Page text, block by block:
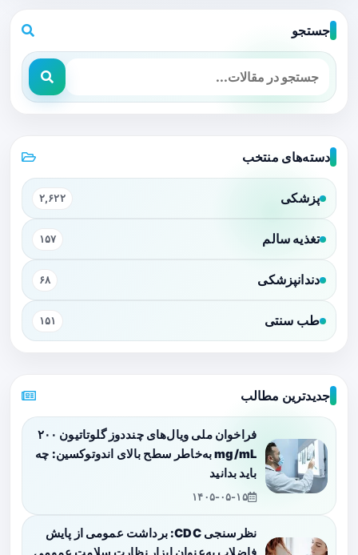
جستجو
دسته‌های منتخب
پزشکی ۲,۶۲۲
تغذیه سالم ۱۵۷
دندانپزشکی ۶۸
طب سنتی ۱۵۱
جدیدترین مطالب
فراخوان ملی ویال‌های چنددوز گلوتاتیون ۲۰۰
mg/mL به‌خاطر سطح بالای اندوتوکسین: چه
باید بدانید
۱۴۰۵-۰۵-۱۵
نظرسنجی CDC: برداشت عمومی از پایش